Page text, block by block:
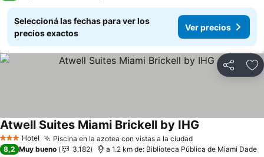
Seleccioná las fechas para ver los
precios exactos
Ver precios
Compartir
3 Estrellas
Hotel Piscina en la azotea con vistas a la ciudadVer precios
Atwell Suites Miami Brickell by IHG
8,2 Muy bueno 3.182 a 1.2 km de: Biblioteca Pública de Miami Dade